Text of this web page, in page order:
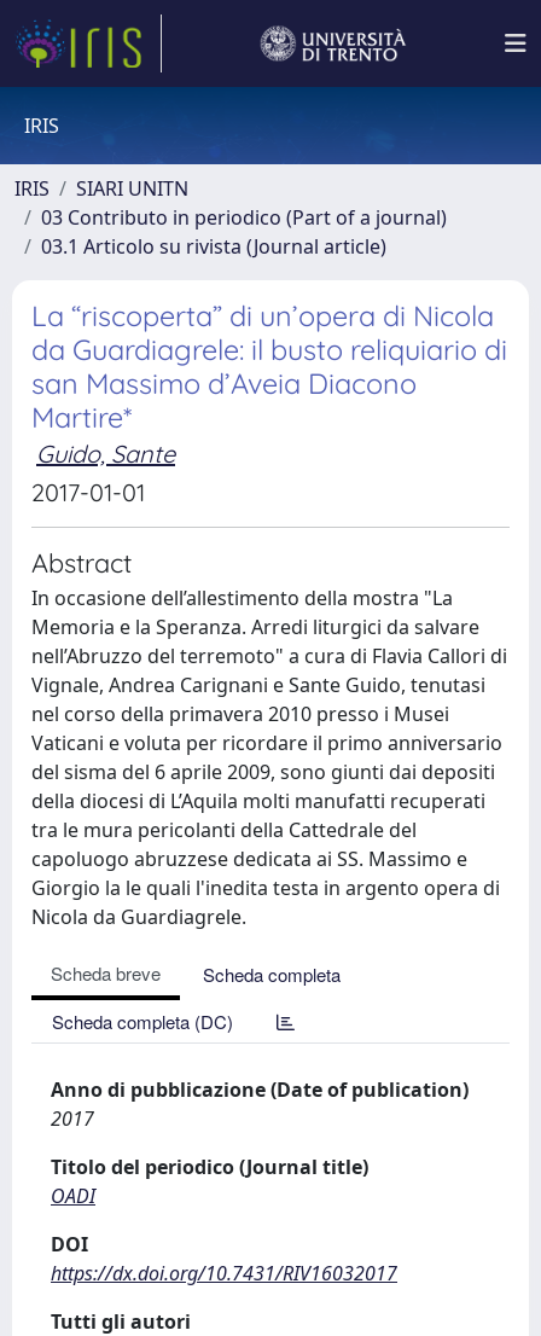
IRIS
IRIS
SIARI UNITN
03 Contributo in periodico (Part of a journal)
03.1 Articolo su rivista (Journal article)
La “riscoperta” di un’opera di Nicola
da Guardiagrele: il busto reliquiario di
san Massimo d’Aveia Diacono
Martire*
Guido, Sante
2017-01-01
Abstract
In occasione dell’allestimento della mostra "La
Memoria e la Speranza. Arredi liturgici da salvare
nell’Abruzzo del terremoto" a cura di Flavia Callori di
Vignale, Andrea Carignani e Sante Guido, tenutasi
nel corso della primavera 2010 presso i Musei
Vaticani e voluta per ricordare il primo anniversario
del sisma del 6 aprile 2009, sono giunti dai depositi
della diocesi di L’Aquila molti manufatti recuperati
tra le mura pericolanti della Cattedrale del
capoluogo abruzzese dedicata ai SS. Massimo e
Giorgio la le quali l'inedita testa in argento opera di
Nicola da Guardiagrele.
Scheda breve
Scheda completa
Scheda completa (DC)
Anno di pubblicazione (Date of publication)
2017
Titolo del periodico (Journal title)
OADI
DOI
https://dx.doi.org/10.7431/RIV16032017
Tutti gli autori